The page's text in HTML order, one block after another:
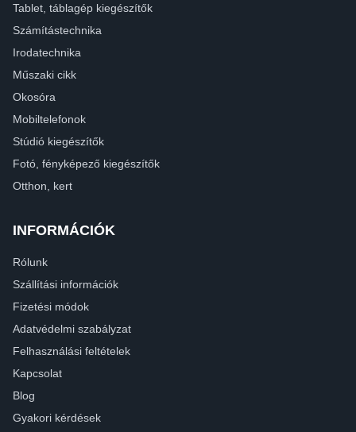
Tablet, táblagép kiegészítők
Számítástechnika
Irodatechnika
Műszaki cikk
Okosóra
Mobiltelefonok
Stúdió kiegészítők
Fotó, fényképező kiegészítők
Otthon, kert
INFORMÁCIÓK
Rólunk
Szállítási információk
Fizetési módok
Adatvédelmi szabályzat
Felhasználási feltételek
Kapcsolat
Blog
Gyakori kérdések